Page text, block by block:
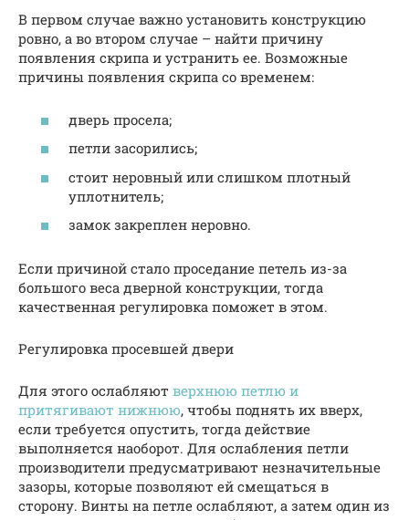
В первом случае важно установить конструкцию
ровно, а во втором случае – найти причину
появления скрипа и устранить ее. Возможные
причины появления скрипа со временем:
дверь просела;
петли засорились;
стоит неровный или слишком плотный
уплотнитель;
замок закреплен неровно.
Если причиной стало проседание петель из-за
большого веса дверной конструкции, тогда
качественная регулировка поможет в этом.
Регулировка просевшей двери
Для этого ослабляют верхнюю петлю и
притягивают нижнюю, чтобы поднять их вверх,
если требуется опустить, тогда действие
выполняется наоборот. Для ослабления петли
производители предусматривают незначительные
зазоры, которые позволяют ей смещаться в
сторону. Винты на петле ослабляют, а затем один из